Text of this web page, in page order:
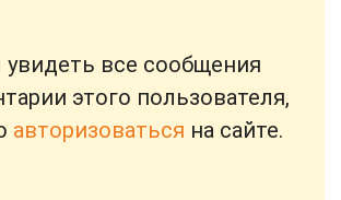
все сообщения
этого пользователя,
авторизоваться на сайте.